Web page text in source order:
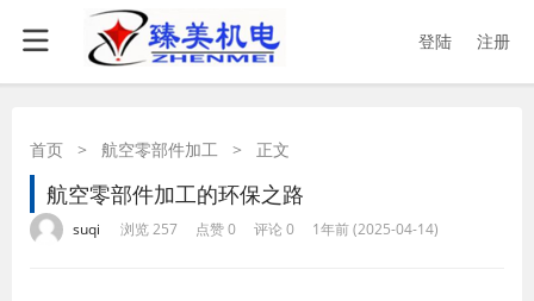
登陆 注册
首页 > 航空零部件加工 > 正文
航空零部件加工的环保之路
suqi 浏览 257 点赞 0 评论 0 1年前 (2025-04-14)